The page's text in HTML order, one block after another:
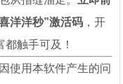
洋洋秒”激活码 ，开
都触手可及！
使用本软件产生的问